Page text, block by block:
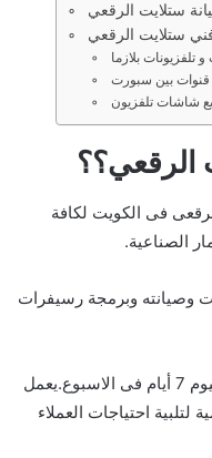
ستلايت الرقعي
الرقعي؟؟
فى الكويت لكافة
الصناعية.
وصيانته وبرمجة رسيفرات
يقدم خدماته على مدار 24 ساعة فى اليوم 7 أيام فى الاسبوع.يعمل
لتلبية احتياجات العملاء